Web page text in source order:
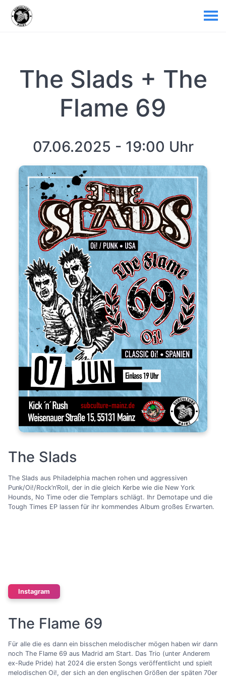
The Slads + The
Flame 69
07.06.2025 - 19:00 Uhr
The Slads
The Slads aus Philadelphia machen rohen und aggressiven
Punk/Oi!/Rock’n’Roll, der in die gleich Kerbe wie die New York
Hounds, No Time oder die Templars schlägt. Ihr Demotape und die
Tough Times EP lassen für ihr kommendes Album großes Erwarten.
Instagram
The Flame 69
Für alle die es dann ein bisschen melodischer mögen haben wir dann
noch The Flame 69 aus Madrid am Start. Das Trio (unter Anderem
ex-Rude Pride) hat 2024 die ersten Songs veröffentlicht und spielt
melodischen Oi!, der sich an den englischen Größen der späten 70er